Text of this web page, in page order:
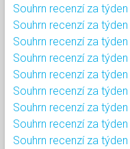
Souhrn recenzí za týden
Souhrn recenzí za týden
Souhrn recenzí za týden
Souhrn recenzí za týden
Souhrn recenzí za týden
Souhrn recenzí za týden
Souhrn recenzí za týden
Souhrn recenzí za týden
Souhrn recenzí za týden